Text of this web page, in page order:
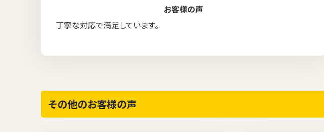
お客様の声
丁寧な対応で満足しています。
その他のお客様の声